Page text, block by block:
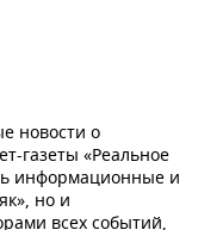
новости о
газеты «Реальное
информационные и
но и
всех событий,